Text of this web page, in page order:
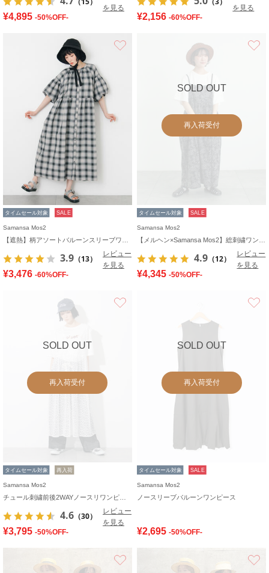
を見る
¥4,895 -50%OFF-
を見る
¥2,156 -60%OFF-
タイムセール対象 SALE
Samansa Mos2
3.9 （13）
レビュー
を見る
¥3,476 -60%OFF-
SOLD OUT
再入荷受付
タイムセール対象 SALE
Samansa Mos2
4.9 （12）
レビュー
を見る
¥4,345 -50%OFF-
SOLD OUT
再入荷受付
タイムセール対象 再入荷
Samansa Mos2
4.6 （30）
レビュー
を見る
¥3,795 -50%OFF-
SOLD OUT
再入荷受付
タイムセール対象 SALE
Samansa Mos2
ノースリーブバルーンワンピース
¥2,695 -50%OFF-